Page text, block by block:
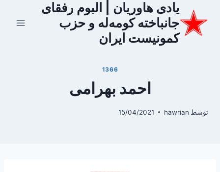
محتوا
یادی هاوریان | البوم رفقای
جانباخته کومه‌له و حزب
کمونیست ایران
1366
احمد بهرامی
توسط hawrian
15/04/2021